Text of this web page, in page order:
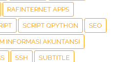
RAFINTERNET APPS
SCRIPT QPYTHON SEO
INFORMASI AKUNTANSI
SSH SUBTITLE